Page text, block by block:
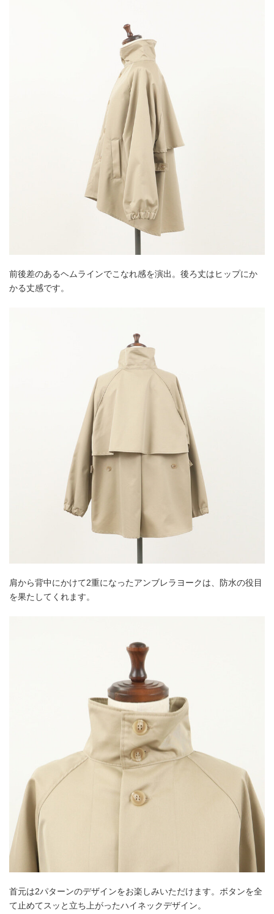
前後差のあるヘムラインでこなれ感を演出。後ろ丈はヒップにか
かる丈感です。
肩から背中にかけて2重になったアンブレラヨークは、防水の役目
を果たしてくれます。
首元は2パターンのデザインをお楽しみいただけます。ボタンを全
て止めてスッと立ち上がったハイネックデザイン。